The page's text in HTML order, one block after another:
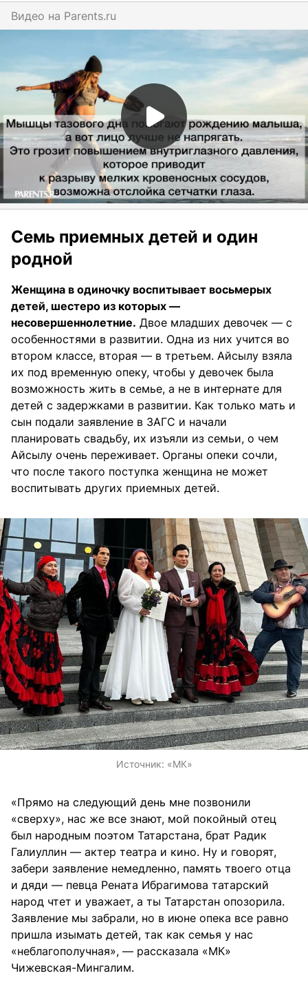
Видео на parents.ru
Семь приемных детей и один
родной
Женщина в одиночку воспитывает восьмерых
детей, шестеро из которых —
несовершеннолетние. Двое младших девочек — с
особенностями в развитии. Одна из них учится во
втором классе, вторая — в третьем. Айсылу взяла
их под временную опеку, чтобы у девочек была
возможность жить в семье, а не в интернате для
детей с задержками в развитии. Как только мать и
сын подали заявление в ЗАГС и начали
планировать свадьбу, их изъяли из семьи, о чем
Айсылу очень переживает. Органы опеки сочли,
что после такого поступка женщина не может
воспитывать других приемных детей.
Источник: «МК»
«Прямо на следующий день мне позвонили
«сверху», нас же все знают, мой покойный отец
был народным поэтом Татарстана, брат Радик
Галиуллин — актер театра и кино. Ну и говорят,
забери заявление немедленно, память твоего отца
и дяди — певца Рената Ибрагимова татарский
народ чтет и уважает, а ты Татарстан опозорила.
Заявление мы забрали, но в июне опека все равно
пришла изымать детей, так как семья у нас
«неблагополучная», — рассказала «МК»
Чижевская-Мингалим.